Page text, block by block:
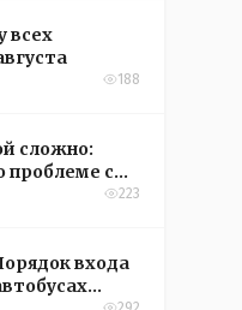
всех
188
сложно:
проблеме с
223
входа